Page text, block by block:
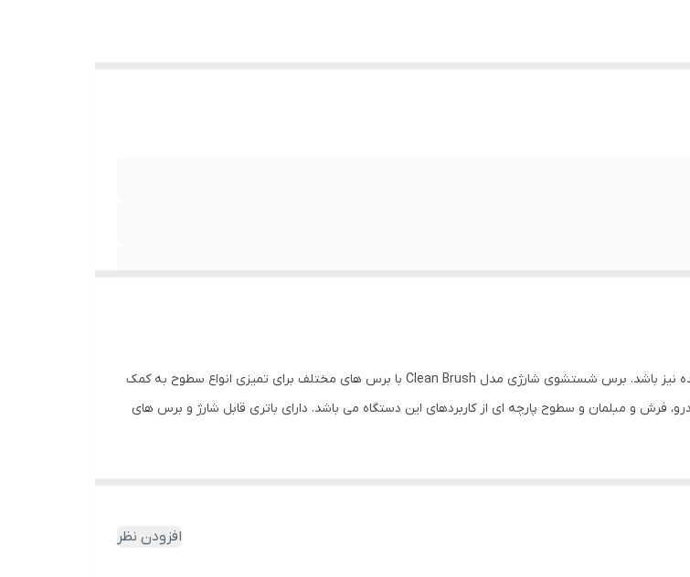
همانقدر که تمیزی لذت بخش است، در عین حال تمیز کردن می تواند خسته کننده نیز باشد. برس شستشوی شارژی مدل Clean Brush با برس های مختلف برای تمیزی انواع سطوح به کمک
و مبلمان و سطوح پارچه ای از کاربردهای این دستگاه می باشد. دارای باتری قابل شارژ و برس های
افزودن نظر